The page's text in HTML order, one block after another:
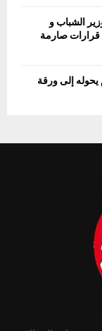
الشباب و
قرارات صارمة
يحوله إلى ورقة